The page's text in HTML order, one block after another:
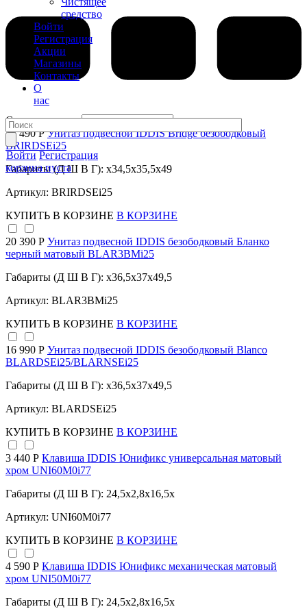
средство
Войти
Регистрация
Акции
Магазины
Контакты
О
нас
Войти Регистрация
корзина пуста
Сортировка по:
18 490 РУнитаз подвесной IDDIS Bridge безободковый
BRIRDSEi25
Габариты (Д Ш В Г): x34,5x35,5x49
Артикул: BRIRDSEi25
КУПИТЬ В КОРЗИНЕ В КОРЗИНЕ
20 390 Р Унитаз подвесной IDDIS безободковый Бланко
черный матовый BLAR3BMi25
Габариты (Д Ш В Г): x36,5x37x49,5
Артикул: BLAR3BMi25
КУПИТЬ В КОРЗИНЕ В КОРЗИНЕ
16 990 Р Унитаз подвесной IDDIS безободковый Blanco
BLARDSEi25/BLARNSEi25
Габариты (Д Ш В Г): x36,5x37x49,5
Артикул: BLARDSEi25
КУПИТЬ В КОРЗИНЕ В КОРЗИНЕ
3 440 Р Клавиша IDDIS Юнификс универсальная матовый
хром UNI60M0i77
Габариты (Д Ш В Г): 24,5x2,8x16,5x
Артикул: UNI60M0i77
КУПИТЬ В КОРЗИНЕ В КОРЗИНЕ
4 590 Р Клавиша IDDIS Юнификс механическая матовый
хром UNI50M0i77
Габариты (Д Ш В Г): 24,5x2,8x16,5x